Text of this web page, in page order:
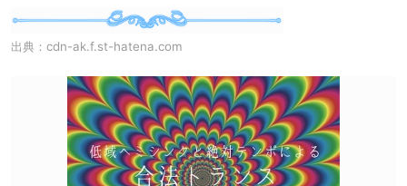
出典： cdn-ak.f.st-hatena.com